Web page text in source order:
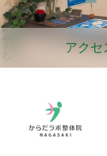
アクセ